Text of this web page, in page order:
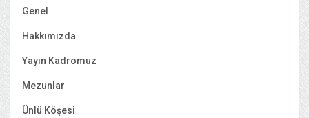
Genel
Hakkımızda
Yayın Kadromuz
Mezunlar
Ünlü Köşesi